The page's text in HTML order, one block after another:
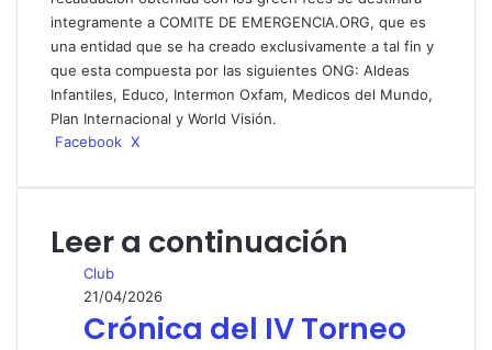
integramente a COMITE DE EMERGENCIA.ORG, que es
una entidad que se ha creado exclusivamente a tal fin y
que esta compuesta por las siguientes ONG: Aldeas
Infantiles, Educo, Intermon Oxfam, Medicos del Mundo,
Plan Internacional y World Visión.
Facebook X
correo
Leer a continuación
Club
21/04/2026
Crónica del IV Torneo